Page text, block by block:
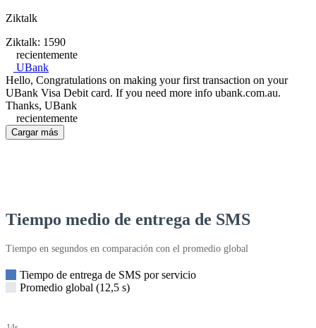
Ziktalk
Ziktalk: 1590
recientemente
UBank
Hello, Congratulations on making your first transaction on your
UBank Visa Debit card. If you need more info ubank.com.au.
Thanks, UBank
recientemente
Cargar más
Tiempo medio de entrega de SMS
Tiempo en segundos en comparación con el promedio global
Tiempo de entrega de SMS por servicio
Promedio global (12,5 s)